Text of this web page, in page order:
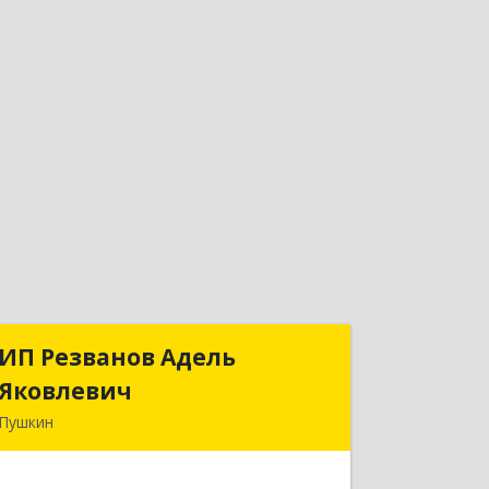
ИП Резванов Адель
Пушкин
ИП Резванов Адель